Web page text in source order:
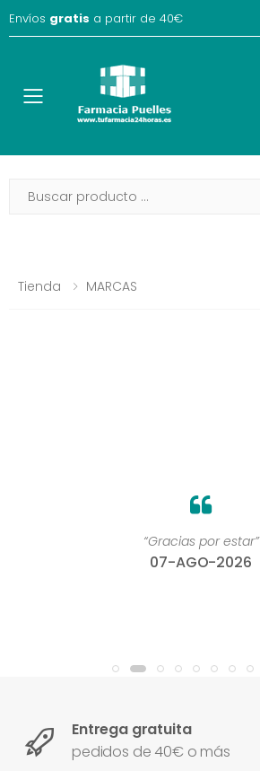
Envíos gratis a partir de 40€
Toggle
Tienda MARCAS
“Gracias por estar”
07-AGO-2026
Entrega gratuita
pedidos de 40€ o más